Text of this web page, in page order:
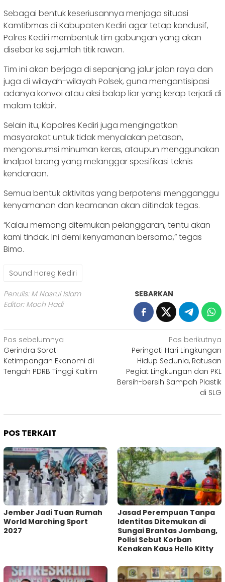
Sebagai bentuk keseriusannya menjaga situasi
Kamtibmas di Kabupaten Kediri agar tetap kondusif,
Polres Kediri membentuk tim gabungan yang akan
disebar ke sejumlah titik rawan.
Tim ini akan berjaga di sepanjang jalur jalan raya dan
juga di wilayah-wilayah Polsek, guna mengantisipasi
adanya konvoi atau aksi balap liar yang kerap terjadi di
malam takbir.
Selain itu, Kapolres Kediri juga mengingatkan
masyarakat untuk tidak menyalakan petasan,
mengonsumsi minuman keras, ataupun menggunakan
knalpot brong yang melanggar spesifikasi teknis
kendaraan.
Semua bentuk aktivitas yang berpotensi mengganggu
kenyamanan dan keamanan akan ditindak tegas.
“Kalau memang ditemukan pelanggaran, tentu akan
kami tindak. Ini demi kenyamanan bersama,” tegas
Bimo.
Sound Horeg Kediri
Penulis: M Nasrul Islam
Editor: Moch Hadi
SEBARKAN
Navigasi
pos
Pos sebelumnya
Gerindra Soroti
Ketimpangan Ekonomi di
Tengah PDRB Tinggi Kaltim
Pos berikutnya
Peringati Hari Lingkungan
Hidup Sedunia, Ratusan
Pegiat Lingkungan dan PKL
Bersih-bersih Sampah Plastik
di SLG
POS TERKAIT
Jember Jadi Tuan Rumah
World Marching Sport
2027
Jasad Perempuan Tanpa
Identitas Ditemukan di
Sungai Brantas Jombang,
Polisi Sebut Korban
Kenakan Kaus Hello Kitty